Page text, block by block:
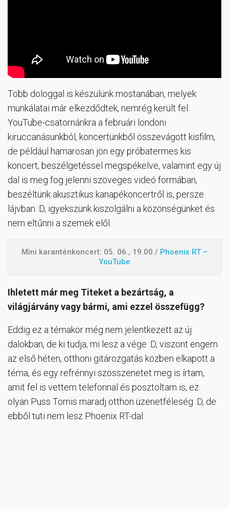
Több dologgal is készülünk mostanában, melyek
munkálatai már elkezdődtek, nemrég került fel
YouTube-csatornánkra a februári londoni
kiruccanásunkból, koncertünkből összevágott kisfilm,
de például hamarosan jön egy próbatermes kis
koncert, beszélgetéssel megspékelve, valamint egy új
dal is meg fog jelenni szöveges videó formában,
beszéltünk akusztikus kanapékoncertről is, persze
lájvban :D, igyekszünk kiszolgálni a közönségünket és
nem eltűnni a szemek elől.
Mini karanténkoncert: 05. 06., 19.00 / Phoenix RT –
YouTube
Ihletett már meg Titeket a bezártság, a
világjárvány vagy bármi, ami ezzel összefügg?
Eddig ez a témakör még nem jelentkezett az új
dalokban, de ki tudja, mi lesz a vége :D, viszont engem
az első héten, otthoni gitározgatás közben elkapott a
téma, és egy refrénnyi szösszenetet meg is írtam,
amit fel is vettem telefonnal és posztoltam is, ez
olyan Puss Tomis maradj otthon üzenetféleség :D, de
ebből tuti nem lesz Phoenix RT-dal.